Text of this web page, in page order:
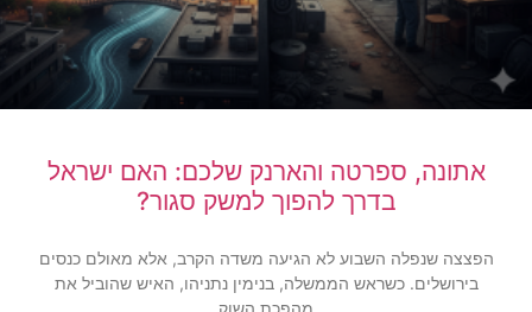
אתונה, ספרטה והארנק שלכם: האם ישראל
בדרך להפוך למשק סגור?
הפצצה שנפלה השבוע לא הגיעה משדה הקרב, אלא מאולם כנסים
בירושלים. כשראש הממשלה, בנימין נתניהו, האיש שהוביל את